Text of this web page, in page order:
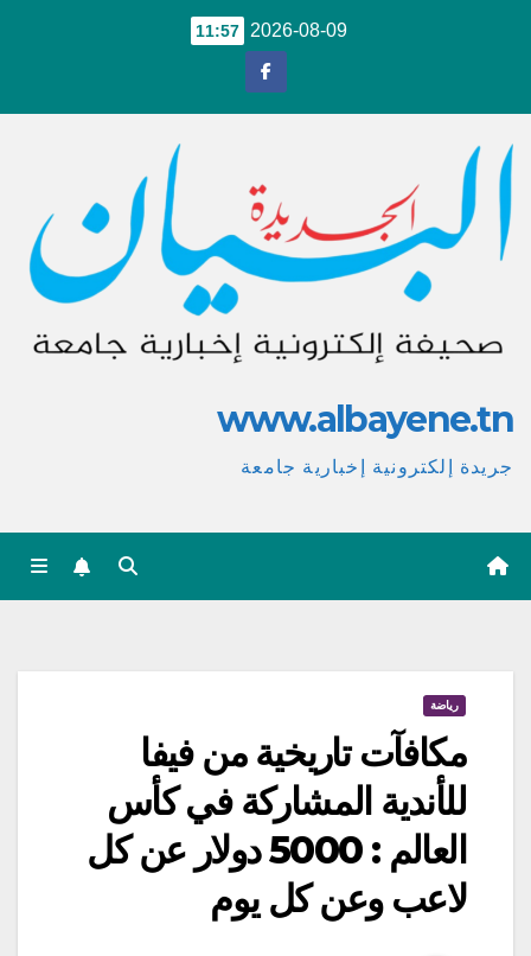
2026-08-09
11:57
www.albayene.tn
جريدة إلكترونية إخبارية جامعة
رياضة
مكافآت تاريخية من فيفا
للأندية المشاركة في كأس
العالم : 5000 دولار عن كل
لاعب وعن كل يوم